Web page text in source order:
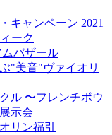
キャンペーン 2021
ーク
バザール
"美音"ヴァイオリ
ル 〜フレンチボウ
示会
リン福引